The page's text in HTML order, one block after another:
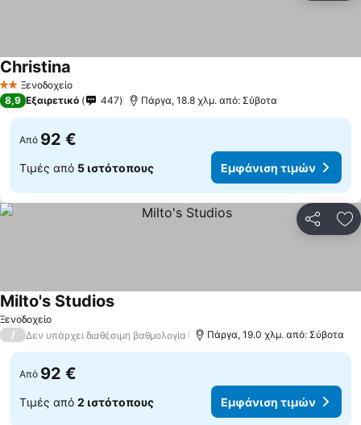
2 ΑστέριαΞενοδοχείο
Christina
8,9 Εξαιρετικό 447 Πάργα, 18.8 χλμ. από: Σύβοτα
Από 92 €
Τιμές από 5 ιστότοπους Εμφάνιση τιμών
Ξενοδοχείο
Milto's StudiosΕμφάνιση τιμών
/ Δεν υπάρχει διαθέσιμη βαθμολογία Πάργα, 19.0 χλμ. από: Σύβοτα
Από 92 €
Τιμές από 2 ιστότοπους Εμφάνιση τιμών